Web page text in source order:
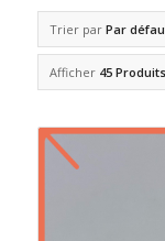
Trier par Par
Afficher 45